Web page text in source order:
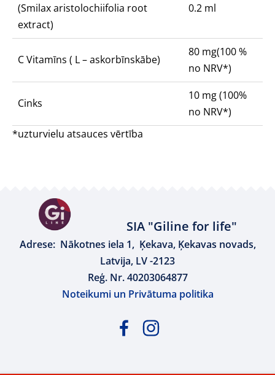
(Smilax aristolochiifolia root
extract)
0.2 ml
C Vitamīns ( L – askorbīnskābe)
80 mg(100 %
no NRV*)
Cinks
10 mg (100%
no NRV*)
*uzturvielu atsauces vērtība
SIA "Giline for life"
Adrese: Nākotnes iela 1, Ķekava, Ķekavas novads,
Latvija, LV -2123
Reģ. Nr. 40203064877
Noteikumi un Privātuma politika